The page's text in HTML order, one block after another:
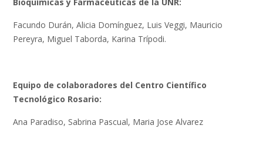
Facundo Durán, Alicia Domínguez, Luis Veggi, Mauricio
Pereyra, Miguel Taborda, Karina Trípodi.
Equipo de colaboradores del Centro Científico
Tecnológico Rosario:
Ana Paradiso, Sabrina Pascual, Maria Jose Alvarez